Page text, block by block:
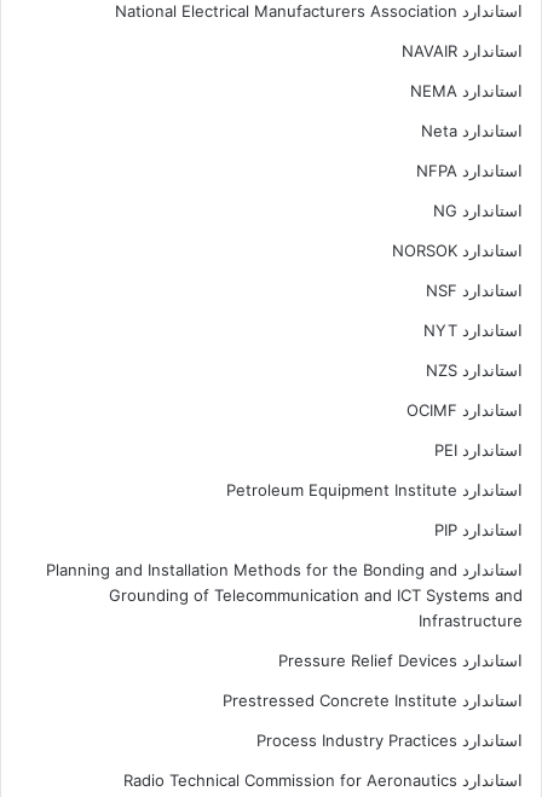
استاندارد National Electrical Manufacturers Association
استاندارد NAVAIR
استاندارد NEMA
استاندارد Neta
استاندارد NFPA
استاندارد NG
استاندارد NORSOK
استاندارد NSF
استاندارد NYT
استاندارد NZS
استاندارد OCIMF
استاندارد PEI
استاندارد Petroleum Equipment Institute
استاندارد PIP
استاندارد Planning and Installation Methods for the Bonding and
Grounding of Telecommunication and ICT Systems and
Infrastructure
استاندارد Pressure Relief Devices
استاندارد Prestressed Concrete Institute
استاندارد Process Industry Practices
استاندارد Radio Technical Commission for Aeronautics